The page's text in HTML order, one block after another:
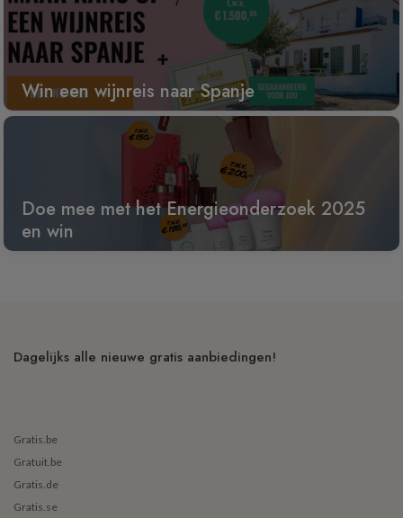
Win een wijnreis naar Spanje
Doe mee met het Energieonderzoek 2025
en win
Dagelijks alle nieuwe gratis aanbiedingen!
Gratis.be
Gratuit.be
Gratis.de
Gratis.se